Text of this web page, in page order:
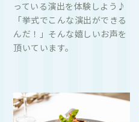
っている演出を体験しよう♪
「挙式でこんな演出ができる
んだ！」そんな嬉しいお声を
頂いています。